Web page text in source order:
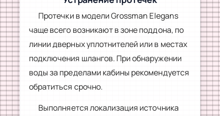
Протечки в модели Grossman Elegans
чаще всего возникают в зоне поддона, по
линии дверных уплотнителей или в местах
подключения шлангов. При обнаружении
воды за пределами кабины рекомендуется
обратиться срочно.
Выполняется локализация источника